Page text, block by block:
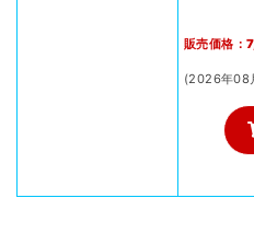
販売価格
(2026年08